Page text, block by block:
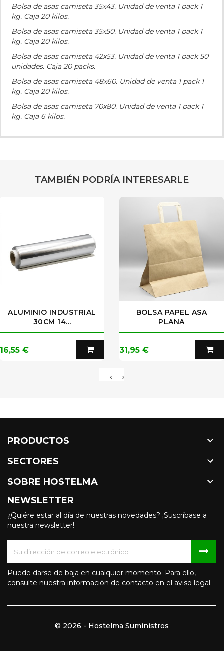
Bolsa de asas camiseta 35x43. Unidad de venta 1 pack 1
kg. Caja 20 kilos.
Bolsa de asas camiseta 35x50. Unidad de venta 1 pack 1
kg. Caja 20 kilos.
Bolsa de asas camiseta 42x53. Unidad de venta 1 pack 50
unidades. Caja 20 packs.
Bolsa de asas camiseta 48x60. Unidad de venta 1 pack 1
kg. Caja 20 kilos.
Bolsa de asas camiseta 70x80. Unidad de venta 1 pack 1
kg. Caja 6 kilos.
TAMBIÉN PODRÍA INTERESARLE
ALUMINIO INDUSTRIAL
30CM 14...
Precio
16,55 €
BOLSA PAPEL ASA
PLANA
Precio
31,95 €
PRODUCTOS 
SECTORES 
SOBRE HOSTELMA 
NEWSLETTER
¿Quiére estar al día de nuestras novedades? ¡Suscríbase a
nuestra newsletter!
Puede darse de baja en cualquier momento. Para ello,
consulte nuestra información de contacto en el aviso legal.
© 2026 - Hostelma Suministros